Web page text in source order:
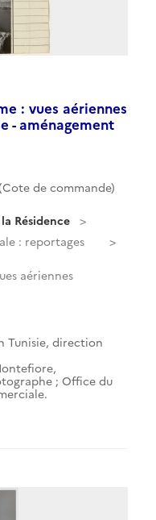
: vues aériennes
- aménagement
de commande)
Résidence
: reportages
aériennes
Tunisie, direction
; Office du